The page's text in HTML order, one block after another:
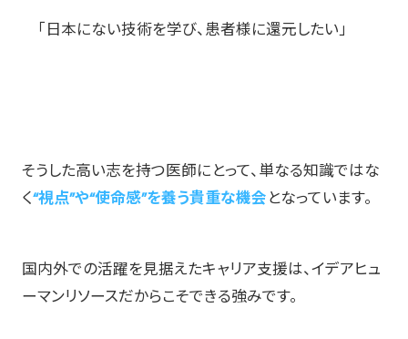
「日本にない技術を学び、患者様に還元したい」
そうした高い志を持つ医師にとって、単なる知識ではな
く“視点”や“使命感”を養う貴重な機会となっています。
国内外での活躍を見据えたキャリア支援は、イデアヒュ
ーマンリソースだからこそできる強みです。